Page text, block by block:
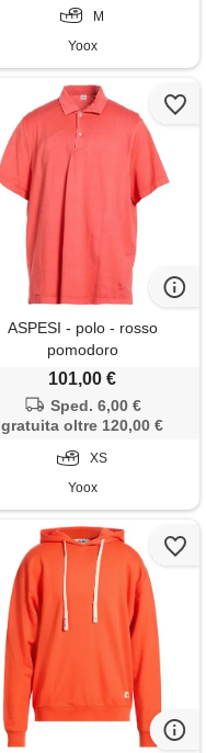
M
Yoox
ASPESI - polo - rosso
pomodoro
101,00 €
Sped. 6,00 €
gratuita oltre 120,00 €
XS
Yoox